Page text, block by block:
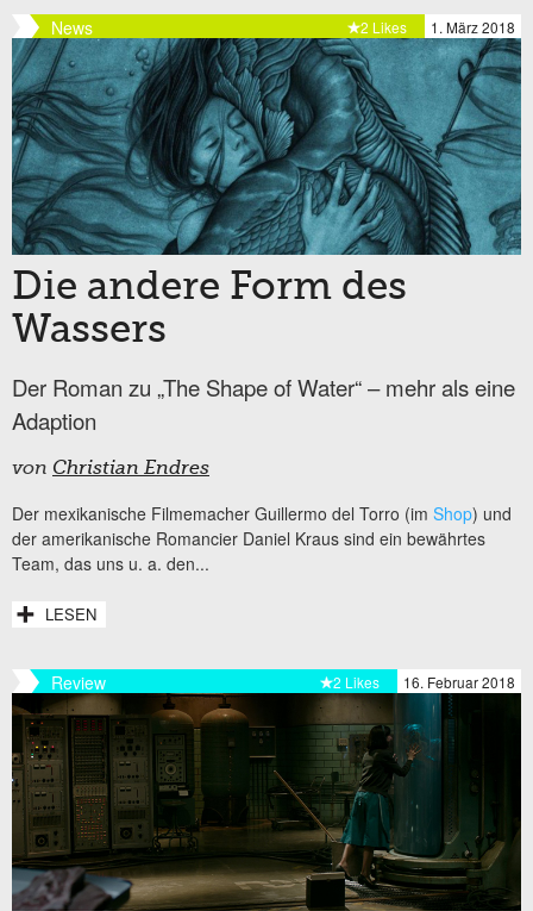
News 1. März 2018
2 Likes
Die andere Form des
Wassers
Der Roman zu „The Shape of Water“ – mehr als eine
Adaption
von Christian Endres
Der mexikanische Filmemacher Guillermo del Torro (im Shop) und
der amerikanische Romancier Daniel Kraus sind ein bewährtes
Team, das uns u. a. den...
LESEN
Review 16. Februar 2018
2 Likes